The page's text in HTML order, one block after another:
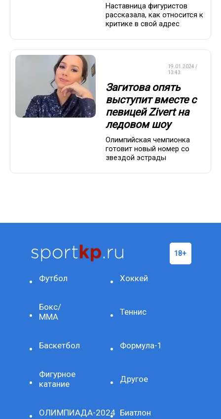
Наставница фигуристов
рассказала, как относится к
критике в свой адрес
19.01.2024 /
13:43
Загитова опять
выступит вместе с
певицей Zivert на
ледовом шоу
Олимпийская чемпионка
готовит новый номер со
звездой эстрады
Футбол Хоккей
Бокс/
ММА
Теннис
Баскетбол Формула-1
Фигурное
катание
Другое
ОЛИМПИАДА-2024 Биатлон